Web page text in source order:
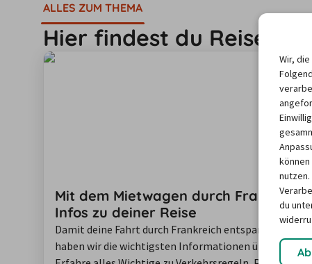
ALLES ZUM THEMA
Hier findest du
Mit dem Mietwagen durch
Infos zu deiner Reise
Damit deine Fahrt durch Frankreich entspannt und
haben wir die wichtigsten Informationen
Wir,
du